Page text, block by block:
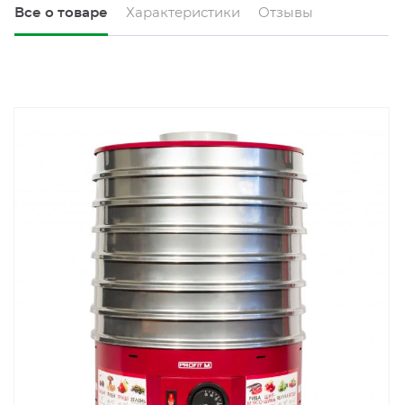
Все о товаре Характеристики Отзывы